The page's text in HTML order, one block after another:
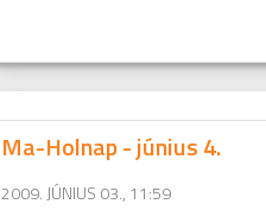
Ma-Holnap - június 4.
2009. JÚNIUS 03., 11:59